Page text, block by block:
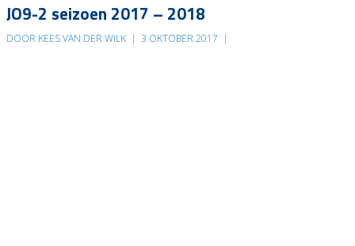
JO9-2 seizoen 2017 – 2018
DOOR KEES VAN DER WILK | 3 OKTOBER 2017 |